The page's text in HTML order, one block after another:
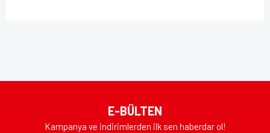
Ürün resmi kalitesiz, bozuk veya görüntülenemiyor.
Ürün açıklamasında eksik bilgiler bulunuyor.
E-BÜLTEN
Kampanya ve indirimlerden ilk sen haberdar ol!